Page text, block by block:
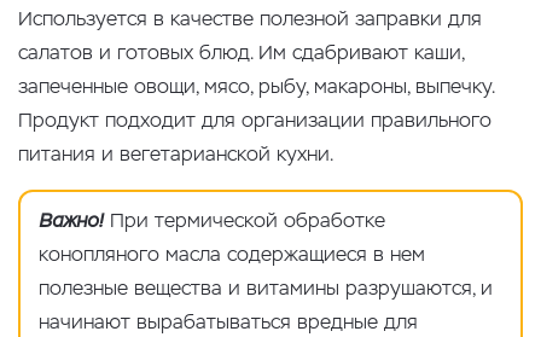
Используется в качестве полезной заправки для
салатов и готовых блюд. Им сдабривают каши,
запеченные овощи, мясо, рыбу, макароны, выпечку.
Продукт подходит для организации правильного
питания и вегетарианской кухни.
Важно!При термической обработке
конопляного масла содержащиеся в нем
полезные вещества и витамины разрушаются, и
начинают вырабатываться вредные для